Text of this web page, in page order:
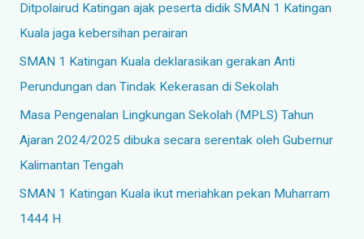
k
:
Ditpolairud Katingan ajak peserta didik SMAN 1 Katingan
Kuala jaga kebersihan perairan
SMAN 1 Katingan Kuala deklarasikan gerakan Anti
Perundungan dan Tindak Kekerasan di Sekolah
Masa Pengenalan Lingkungan Sekolah (MPLS) Tahun
Ajaran 2024/2025 dibuka secara serentak oleh Gubernur
Kalimantan Tengah
SMAN 1 Katingan Kuala ikut meriahkan pekan Muharram
1444 H